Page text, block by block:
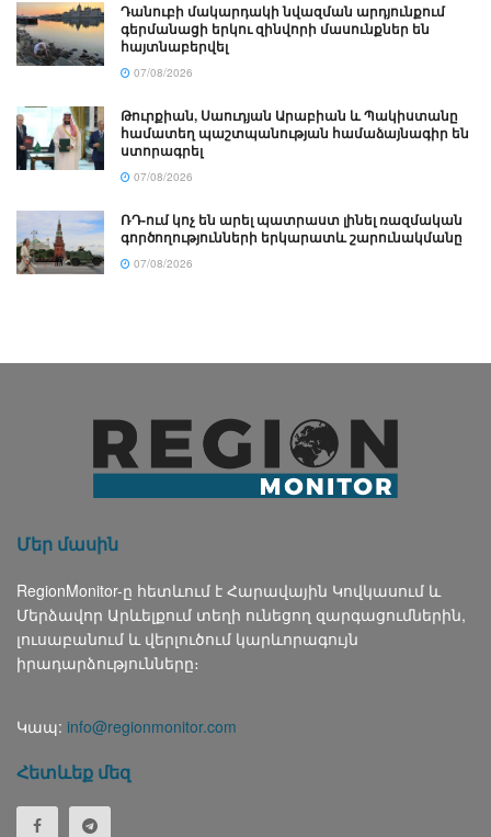
Դանուբի մակարդակի նվազման արդյունքում
գերմանացի երկու զինվորի մասունքներ են
հայտնաբերվել
07/08/2026
Թուրքիան, Սաուդյան Արաբիան և Պակիստանը
համատեղ պաշտպանության համաձայնագիր են
ստորագրել
07/08/2026
ՌԴ-ում կոչ են արել պատրաստ լինել ռազմական
գործողությունների երկարատև շարունակմանը
07/08/2026
Մեր մասին
RegionMonitor-ը հետևում է Հարավային Կովկասում և
Մերձավոր Արևելքում տեղի ունեցող զարգացումներին,
լուսաբանում և վերլուծում կարևորագույն
իրադարձությունները։
Կապ: info@regionmonitor.com
Հետևեք մեզ